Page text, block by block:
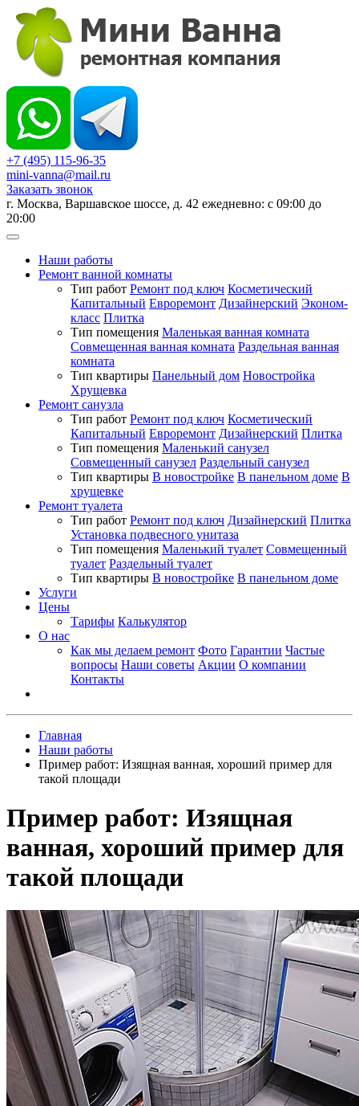
+7 (495) 115-96-35
mini-vanna@mail.ru
Заказать звонок
г. Москва, Варшавское шоссе, д. 42 ежедневно: с 09:00 до
20:00
Наши работы
Ремонт ванной комнаты
Тип работ Ремонт под ключ Косметический
Капитальный Евроремонт Дизайнерский Эконом-
класс Плитка
Тип помещения Маленькая ванная комната
Совмещенная ванная комната Раздельная ванная
комната
Тип квартиры Панельный дом Новостройка
Хрущевка
Ремонт санузла
Тип работ Ремонт под ключ Косметический
Капитальный Евроремонт Дизайнерский Плитка
Тип помещения Маленький санузел
Совмещенный санузел Раздельный санузел
Тип квартиры В новостройке В панельном доме В
хрущевке
Ремонт туалета
Тип работ Ремонт под ключ Дизайнерский Плитка
Установка подвесного унитаза
Тип помещения Маленький туалет Совмещенный
туалет Раздельный туалет
Тип квартиры В новостройке В панельном доме
Услуги
Цены
Тарифы Калькулятор
О нас
Как мы делаем ремонт Фото Гарантии Частые
вопросы Наши советы Акции О компании
Контакты
Главная
Наши работы
Пример работ: Изящная ванная, хороший пример для
такой площади
Пример работ: Изящная
ванная, хороший пример для
такой площади